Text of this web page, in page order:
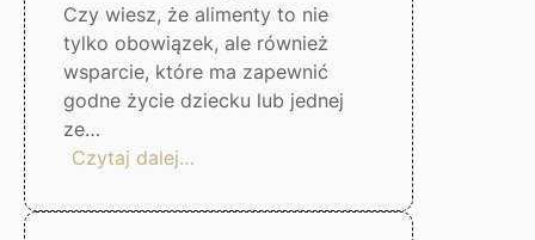
Czy wiesz, że alimenty to nie
tylko obowiązek, ale również
wsparcie, które ma zapewnić
godne życie dziecku lub jednej
ze…
Czytaj dalej…
ustalić